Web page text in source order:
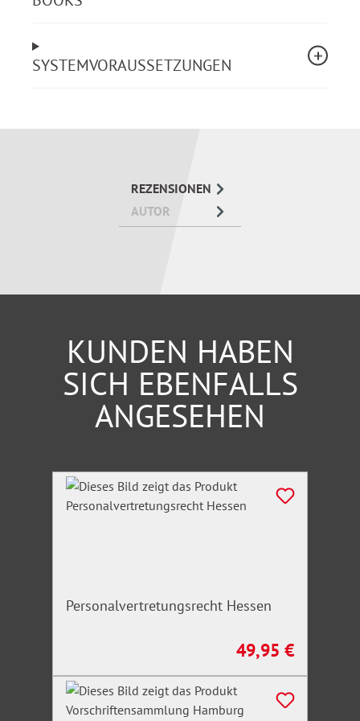
Personalratsarbeit
Mitglieder
Stellen Sie Ihre Personalratsarbeit auf eine sichere
und aktuelle Grundlage. Dazu ist der Leitfaden ein
idealer Begleiter.
SYSTEMVORAUSSETZUNGEN
REZENSIONEN
AUTOR
KUNDEN HABEN
SICH EBENFALLS
ANGESEHEN
Produktgalerie überspringen
Personalvertretungsrecht Hessen
Regulärer Preis:
49,95 €